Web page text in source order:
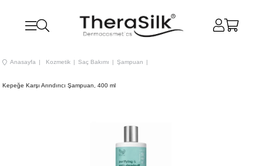
Anasayfa Kozmetik Saç Bakımı Şampuan
Kepeğe Karşı Arındırıcı Şampuan, 400 ml